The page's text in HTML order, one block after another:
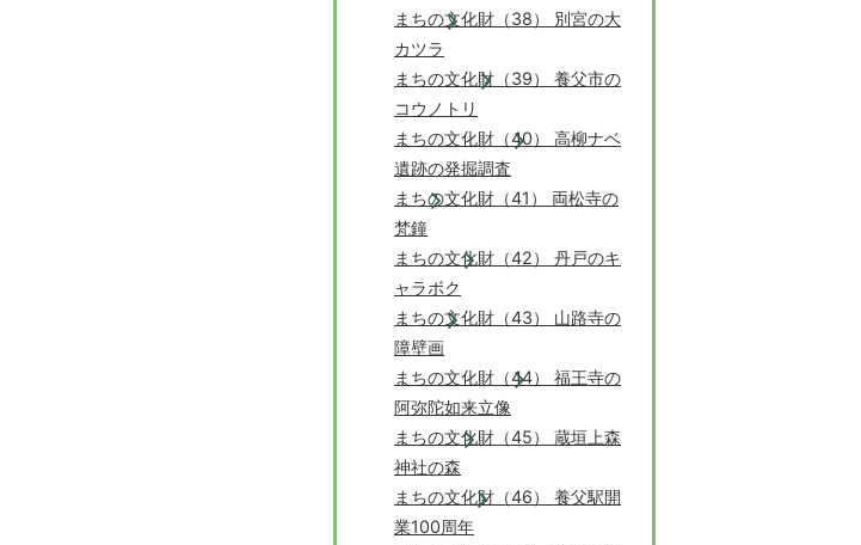
まちの文化財（38） 別宮の大
カツラ
まちの文化財（39） 養父市の
コウノトリ
まちの文化財（40） 高柳ナベ
遺跡の発掘調査
まちの文化財（41） 両松寺の
梵鐘
まちの文化財（42） 丹戸のキ
ャラボク
まちの文化財（43） 山路寺の
障壁画
まちの文化財（44） 福王寺の
阿弥陀如来立像
まちの文化財（45） 蔵垣上森
神社の森
まちの文化財（46） 養父駅開
業100周年